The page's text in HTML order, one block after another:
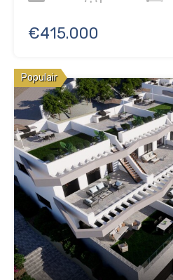
€415.000
Populair